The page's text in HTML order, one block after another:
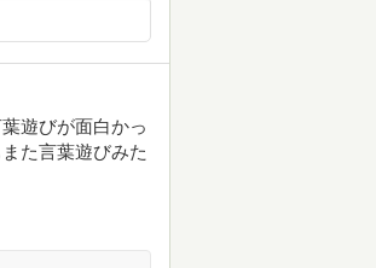
遊びが面白かっ
た言葉遊びみた